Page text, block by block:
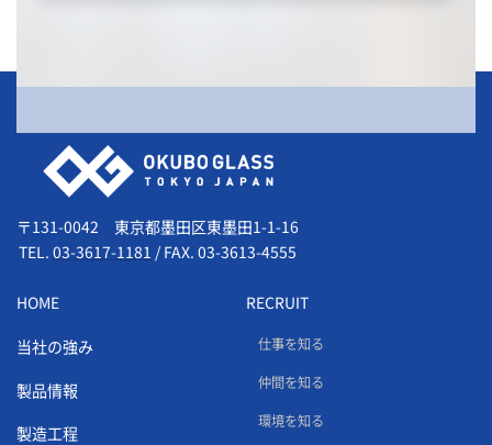
会社情報
〒131-0042 東京都墨田区東墨田1-1-16
TEL. 03-3617-1181 / FAX. 03-3613-4555
HOME
当社の強み
製品情報
製造工程
RECRUIT
仕事を知る
仲間を知る
環境を知る